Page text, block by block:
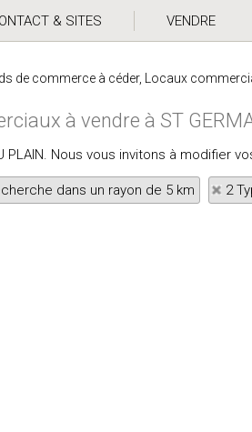
& SITES VENDRE
de commerce à céder, Locaux
à vendre à ST
PLAIN. Nous vous invitons à modifier
dans un rayon de 5 km 2